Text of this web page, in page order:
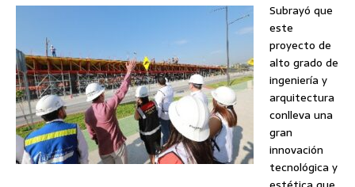
Subrayó que
este
proyecto de
alto grado de
ingeniería y
arquitectura
conlleva una
gran
innovación
tecnológica y